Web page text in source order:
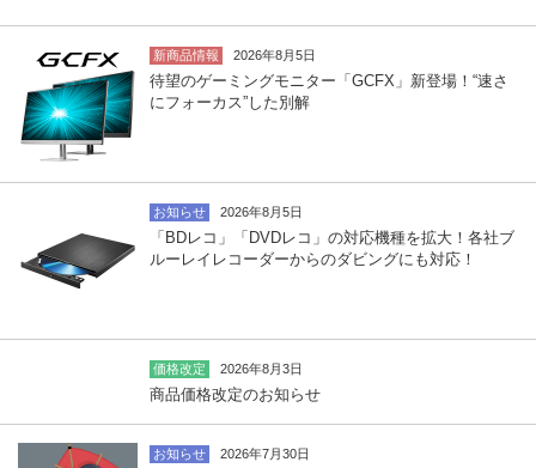
新商品情報 2026年8月5日
待望のゲーミングモニター「GCFX」新登場！“速さ
にフォーカス”した別解
お知らせ 2026年8月5日
「BDレコ」「DVDレコ」の対応機種を拡大！各社ブ
ルーレイレコーダーからのダビングにも対応！
価格改定 2026年8月3日
商品価格改定のお知らせ
お知らせ 2026年7月30日